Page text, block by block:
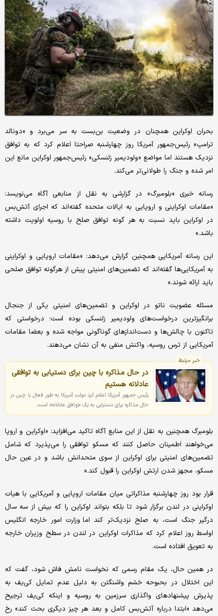
بحران اوکراین همچنان در وضعیت بن‌بست به سر می‌برد و «دونالد
ترامپ» رئیس‌جمهور آمریکا روز چهارشنبه صراحتا اعلام کرد که به توافق
نزدیک هستند اما مواضع «ولودیمیر زلنسکی» رئیس‌جمهور اوکراین مانع این
امر شده و جنگ را طولانی‌تر می‌کند.
رسانه خبری «بلومبرگ» در گزارشی به نقل از منابعی آگاه می‌نویسد:
«مقامات اوکراینی و اروپایی به ایالات متحده گفته‌اند که اجرای آتش‌بس
در اوکراین باید نسبت به هر گونه توافق صلح با روسیه اولویت داشته
باشد.»
این رسانه آمریکایی همچنین گزارش می‌دهد: «مقامات اروپایی و اوکراینی
به آمریکایی‌ها گفته‌اند که تضمین‌های امنیتی پیش از هرگونه توافق صلحی
باید ارائه شوند.»
مسئله عضویت ناتو در اوکراین و تضمین‌های امنیتی یکی از جنجال
برانگیزترین درخواست‌های ولودیمیر زلنسکی بوده است؛ درخواستی که
تاکنون با چالش‌ها و دست‌اندازهای گوناگونی مواجه شده و بعضا مقامات
آمریکایی از ترس روسیه، واکنش منفی به آن نشان می‌دهند.
خبر مرتبط
در حال مذاکره با چین برای دستیابی به توافقی
عادلانه هستیم
رئیس جمهور آمریکا اعلام کرد دولت آمریکا به طور فعال با چین در
حال مذاکره برای دستیابی به یک «توافق عادلانه» است.
بلومبرگ همچنین به نقل از این منابع آگاه تاکید می‌افزاید: «اوکراین و اروپا
می‌خواهند اطمینان حاصل کنند که مسکو توافقی را می‌پذیرد که شامل
تضمین‌های امنیتی برای اوکراین از سوی متحدانش باشد و در عین حال
مسکو، مجهز شدن ارتش اوکراین را قبول کند.»
قرار بود روز چهارشنبه مذاکراتی میان مقامات اروپایی و آمریکایی با هیات
اوکراینی در لندن برگزار شود تا بلکه بتواند اوکراین را که بیش از سه سال
درگیر جنگ است، به صلح نزدیک‌تر کند اما وزارت امور خارجه انگلیس
اواسط روز اعلام کرد که مذاکرات اوکراین در لندن در سطح وزیران خارجه
به تعویق افتاده است.
در همین حال، یک مقام رسمی که نخواست نامش فاش شود، گفت که
این اختلال در بحبوحه خشم واشنگتن به دلیل عدم تمایل کی‌یف به
پذیرش پیشنهادهای واگذاری سرزمین به روسیه و اینکه کی‌یف ترجیح
می‌دهد «ابتدا درباره آتش‌بس کامل و بعد هر چیز دیگری بحث کند» رخ